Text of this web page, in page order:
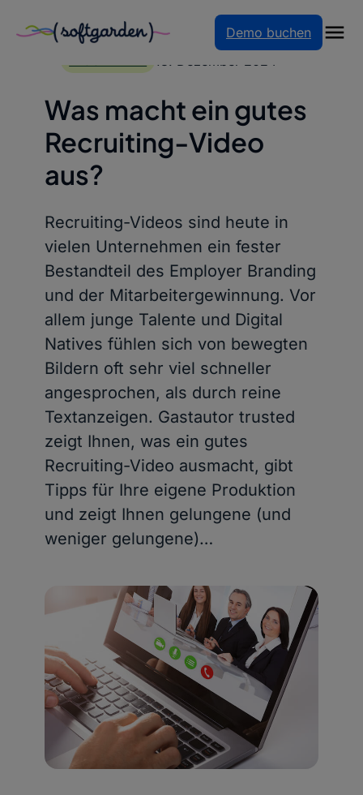
Zum
Demo buchen
Was macht ein gutes
Recruiting-Video
aus?
Recruiting-Videos sind heute in
vielen Unternehmen ein fester
Bestandteil des Employer Branding
und der Mitarbeitergewinnung. Vor
allem junge Talente und Digital
Natives fühlen sich von bewegten
Bildern oft sehr viel schneller
angesprochen, als durch reine
Textanzeigen. Gastautor trusted
zeigt Ihnen, was ein gutes
Recruiting-Video ausmacht, gibt
Tipps für Ihre eigene Produktion
und zeigt Ihnen gelungene (und
weniger gelungene)…